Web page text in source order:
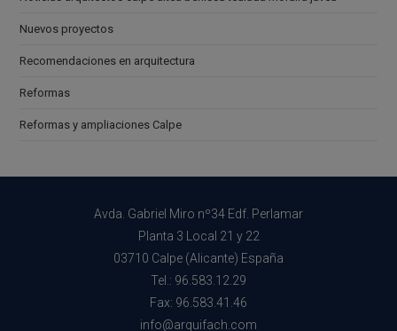
Nuevos proyectos
Recomendaciones en arquitectura
Reformas
Reformas y ampliaciones Calpe
Avda. Gabriel Miro nº34 Edf. Perlamar
Planta 3 Local 21 y 22
03710 Calpe (Alicante) España
Tel.: 96.583.12.29
Fax: 96.583.41.46
info@arquifach.com